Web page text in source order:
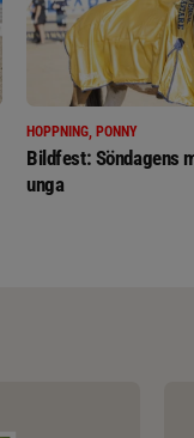
HOPPNING, PONNY
Bildfest: Söndagens
unga